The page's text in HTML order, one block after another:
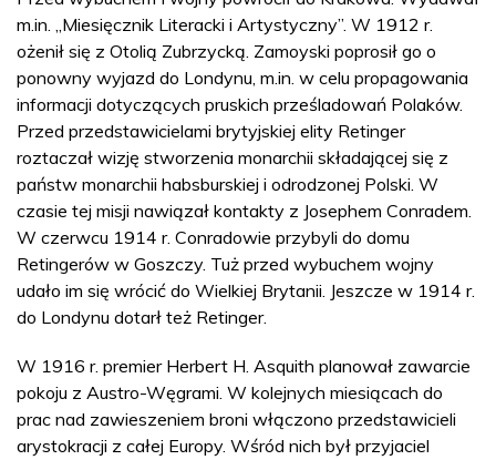
m.in. „Miesięcznik Literacki i Artystyczny”. W 1912 r.
ożenił się z Otolią Zubrzycką. Zamoyski poprosił go o
ponowny wyjazd do Londynu, m.in. w celu propagowania
informacji dotyczących pruskich prześladowań Polaków.
Przed przedstawicielami brytyjskiej elity Retinger
roztaczał wizję stworzenia monarchii składającej się z
państw monarchii habsburskiej i odrodzonej Polski. W
czasie tej misji nawiązał kontakty z Josephem Conradem.
W czerwcu 1914 r. Conradowie przybyli do domu
Retingerów w Goszczy. Tuż przed wybuchem wojny
udało im się wrócić do Wielkiej Brytanii. Jeszcze w 1914 r.
do Londynu dotarł też Retinger.
W 1916 r. premier Herbert H. Asquith planował zawarcie
pokoju z Austro-Węgrami. W kolejnych miesiącach do
prac nad zawieszeniem broni włączono przedstawicieli
arystokracji z całej Europy. Wśród nich był przyjaciel